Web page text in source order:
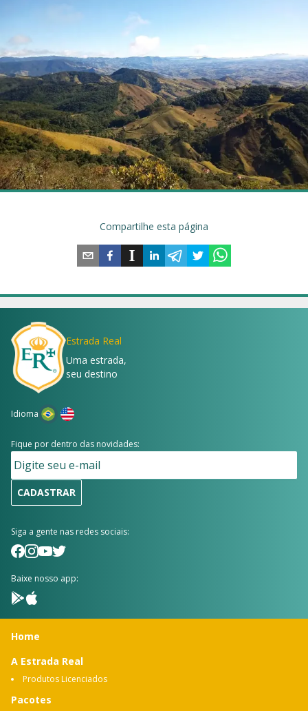
Compartilhe esta página
Estrada Real
Uma estrada,
seu destino
Idioma
Fique por dentro das novidades:
CADASTRAR
Siga a gente nas redes sociais:
Baixe nosso app:
Home
A Estrada Real
Produtos Licenciados
Pacotes